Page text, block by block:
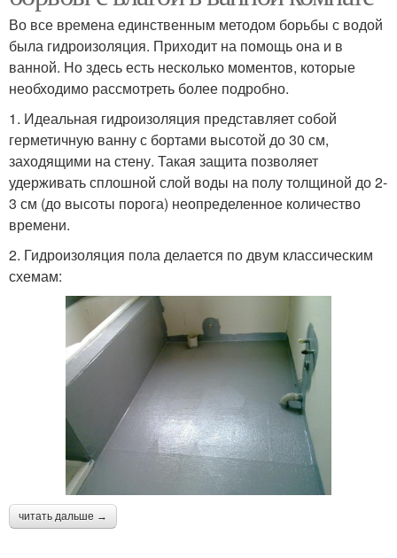
Во все времена единственным методом борьбы с водой
была гидроизоляция. Приходит на помощь она и в
ванной. Но здесь есть несколько моментов, которые
необходимо рассмотреть более подробно.
1. Идеальная гидроизоляция представляет собой
герметичную ванну с бортами высотой до 30 см,
заходящими на стену. Такая защита позволяет
удерживать сплошной слой воды на полу толщиной до 2-
3 см (до высоты порога) неопределенное количество
времени.
2. Гидроизоляция пола делается по двум классическим
схемам:
читать дальше →